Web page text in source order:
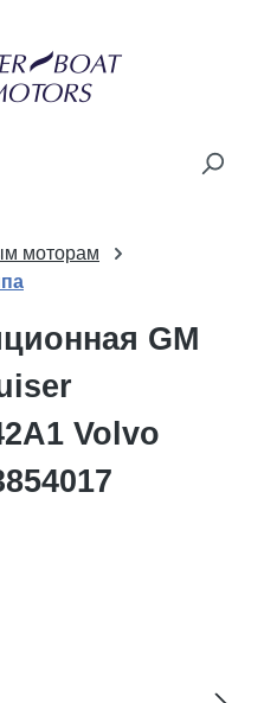
моторам
GM
Volvo